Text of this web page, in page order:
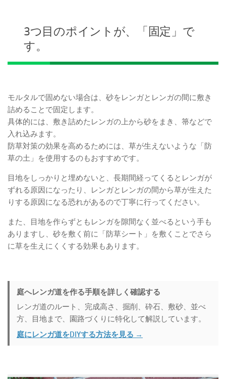
3つ目のポイントが、「固定」で
す。
モルタルで固めない場合は、砂をレンガとレンガの間に敷き
詰めることで固定します。
具体的には、敷き詰めたレンガの上から砂をまき、箒などで
入れ込みます。
防草対策の効果を高めるためには、草が生えないような「防
草の土」を使用するのもおすすめです。
目地をしっかりと埋めないと、長期間経ってくるとレンガが
ずれる原因になったり、レンガとレンガの間から草が生えた
りする原因になる恐れがあるので丁寧に行ってください。
また、目地を作らずともレンガを隙間なく並べるという手も
ありますし、砂を敷く前に「防草シート」を敷くことでさら
に草を生えにくくする効果もあります。
庭へレンガ道を作る手順を詳しく確認する
レンガ道のルート、完成高さ、掘削、砕石、敷砂、並べ
方、目地まで、園路づくりに特化して解説しています。
庭にレンガ道をDIYする方法を見る →